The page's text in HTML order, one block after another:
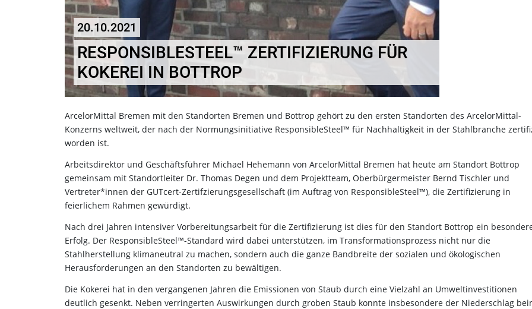
20.10.2021
RESPONSIBLESTEEL™ ZERTIFIZIERUNG FÜR
KOKEREI IN BOTTROP
ArcelorMittal Bremen mit den Standorten Bremen und Bottrop gehört zu den ersten Standorten des ArcelorMittal-
Konzerns weltweit, der nach der Normungsinitiative ResponsibleSteel™ für Nachhaltigkeit in der Stahlbranche
worden ist.
Arbeitsdirektor und Geschäftsführer Michael Hehemann von ArcelorMittal Bremen hat heute am Standort Bottrop
gemeinsam mit Standortleiter Dr. Thomas Degen und dem Projektteam, Oberbürgermeister Bernd Tischler und
Vertreter*innen der GUTcert-Zertifzierungsgesellschaft (im Auftrag von ResponsibleSteel™), die Zertifizierung in
feierlichem Rahmen gewürdigt.
Nach drei Jahren intensiver Vorbereitungsarbeit für die Zertifizierung ist dies für den Standort Bottrop ein
Erfolg. Der ResponsibleSteel™-Standard wird dabei unterstützen, im Transformationsprozess nicht nur die
Stahlherstellung klimaneutral zu machen, sondern auch die ganze Bandbreite der sozialen und ökologischen
Herausforderungen an den Standorten zu bewältigen.
Die Kokerei hat in den vergangenen Jahren die Emissionen von Staub durch eine Vielzahl an Umweltinvestitionen
deutlich gesenkt. Neben verringerten Auswirkungen durch groben Staub konnte insbesondere der Niederschlag